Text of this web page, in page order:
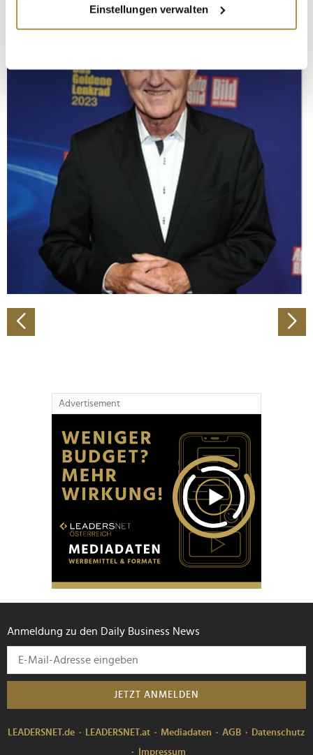
Informationen über Ihre geografische Lage
erfassen, welche bis auf einige Meter genau sein
bestimmten Merkmalen (Fingerprinting) identifizieren
Erfahren Sie mehr darüber, wie Ihre persönlichen Daten
verarbeitet werden, und legen Sie Ihre Präferenzen im
Abschnitt Einzelheiten
fest.
Wir verwenden Cookies, um Inhalte und Anzeigen zu
personalisieren, Funktionen für soziale Medien anbieten
zu können und die Zugriffe auf unsere Website zu
analysieren. Außerdem geben wir Informationen zu Ihrer
Verwendung unserer Website an unsere Partner für
soziale Medien, Werbung und Analysen weiter. Unsere
Partner führen diese Informationen möglicherweise mit
weiteren Daten zusammen, die Sie ihnen bereitgestellt
gesammelt haben.
Einstellungen verwalten
Advertisement
Anmeldung zu den Daily Business News
JETZT ANMELDEN
LEADERSNET.de LEADERSNET.at Mediadaten AGB
Datenschutz
Impressum